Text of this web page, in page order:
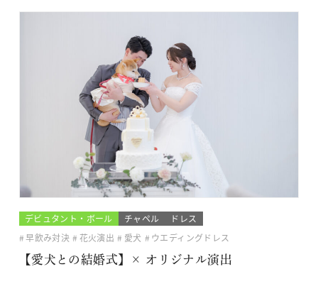
デビュタント・ボール チャペル
ドレス
早飲み対決
花火演出 愛犬
ウエディングドレス
【愛犬との結婚式】× オリジナル演出